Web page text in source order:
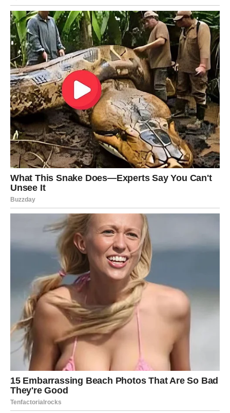
RIBE
Ribe ulaze u jedan od najnježnijih i najljepših perioda
života.
Ljubav, mir i osjećaj sigurnosti konačno postaju dio vaše
svakodnevice.
Duša konačno pronalazi ono što je dugo
tražila
Pred vama su trenuci puni topline i sreće.
Indijski horoskop do kraja proljeća donosi mnogim
znakovima Zodijaka velike životne promjene, ljubav i
uspjeh, ali posebno će blistati Rakovi, Lavovi i Vage
kojima drevna astrologija predviđa sreću, bogatstvo i
sudbinske događaje koji bi mogli potpuno promijeniti
njihov život.
Ovo je period tokom kojeg univerzum pokazuje da su
neke stvari zapisane među zvijezdama mnogo prije nego
što ih sami uspijemo razumjeti.